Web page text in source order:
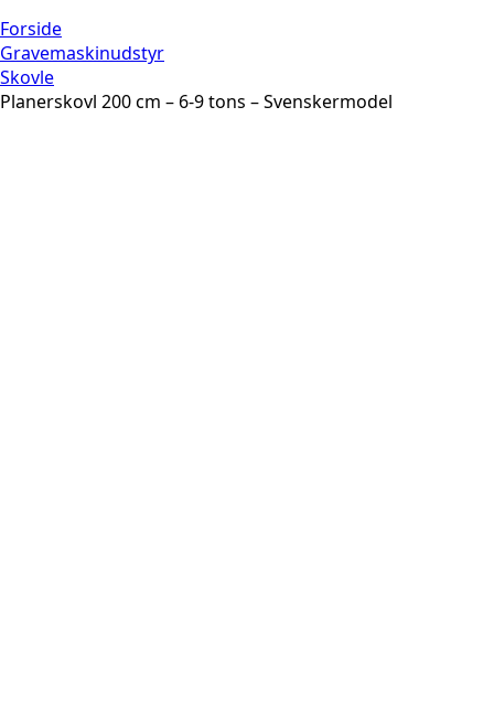
Forside
Gravemaskinudstyr
Skovle
Planerskovl 200 cm – 6-9 tons – Svenskermodel